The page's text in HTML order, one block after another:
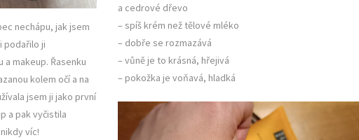
nechápu, jak jsem
podařilo ji
makeup. Řasenku
kolem očí a na
jsem ji jako první
a pak vyčistila
víc!
a cedrové dřevo
– spíš krém než tělové mléko
– dobře se rozmazává
– vůně je to krásná, hřejivá
– pokožka je voňavá, hladká